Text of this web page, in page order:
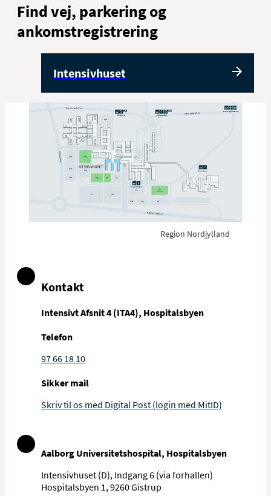
Find vej, parkering og
ankomstregistrering
Intensivhuset
Region Nordjylland
Kontakt
Intensivt Afsnit 4 (ITA4), Hospitalsbyen
Telefon
97 66 18 10
Sikker mail
Skriv til os med Digital Post (login med MitID)
Aalborg Universitetshospital, Hospitalsbyen
Intensivhuset (D), Indgang 6 (via forhallen)
Hospitalsbyen 1, 9260 Gistrup